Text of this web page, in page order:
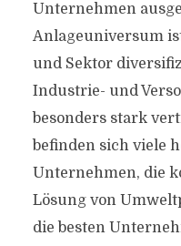
Unternehmen
Anlageuniversum
und Sektor
Industrie- und
besonders stark
befinden sich viele
Unternehmen, die
Lösung von
die besten